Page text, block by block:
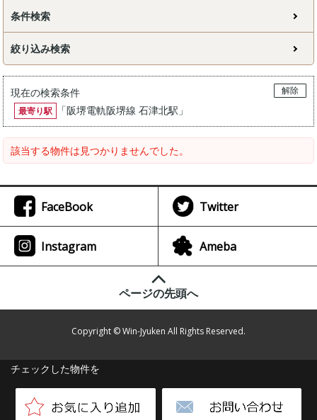
条件検索
絞り込み検索
現在の検索条件
解除
最寄り駅
「阪堺電軌阪堺線 石津北駅 」
該当する物件は見つかりませんでした。
チェックした物件を
FaceBook Twitter
Instagram Ameba
ページの先頭へ
Copyright © Win-Jyuken All Rights Reserved.